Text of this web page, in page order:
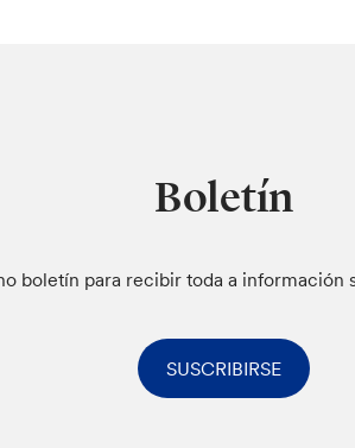
Boletín
boletín para recibir toda a información
SUSCRIBIRSE